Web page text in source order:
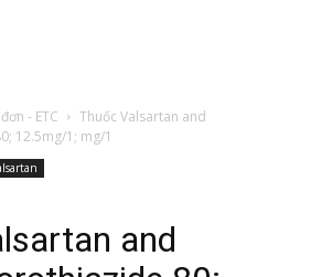
- ETC
Thuốc Valsartan and
12.5mg/1; mg/1
and